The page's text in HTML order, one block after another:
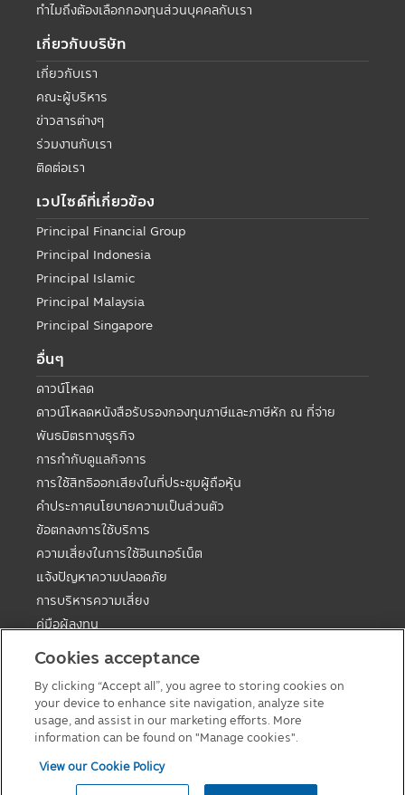
ทำไมถึงต้องเลือกกองทุนส่วนบุคคลกับเรา
เกี่ยวกับบริษัท
เกี่ยวกับเรา
คณะผู้บริหาร
ข่าวสารต่างๆ
ร่วมงานกับเรา
ติดต่อเรา
เวปไซด์ที่เกี่ยวข้อง
Principal Financial Group
Principal Indonesia
Principal Islamic
Principal Malaysia
Principal Singapore
อื่นๆ
ดาวน์โหลด
ดาวน์โหลดหนังสือรับรองกองทุนภาษีและภาษีหัก ณ ที่จ่าย
พันธมิตรทางธุรกิจ
การกำกับดูแลกิจการ
การใช้สิทธิออกเสียงในที่ประชุมผู้ถือหุ้น
คำประกาศนโยบายความเป็นส่วนตัว
ข้อตกลงการใช้บริการ
ความเสี่ยงในการใช้อินเทอร์เน็ต
แจ้งปัญหาความปลอดภัย
การบริหารความเสี่ยง
คู่มือผู้ลงทุน
ตารางวันหยุดกองต่างประเทศ
คู่มือการลงทุนในกองทุนที่มีสิทธิประโยชน์ทางภาษี
แบบฟอร์มต่างๆ
นโยบายเกี่ยวกับคุกกี้
© 2026 Principal Asset Management Co.,Ltd
Cookies acceptance
By clicking “Accept all”, you agree to storing cookies on
your device to enhance site navigation, analyze site
usage, and assist in our marketing efforts. More
information can be found on "Manage cookies".
View our Cookie Policy